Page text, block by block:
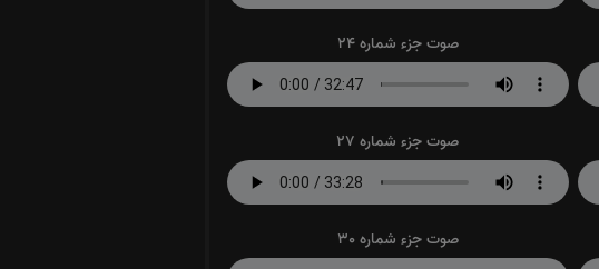
صوت جزء شماره 24
صوت جزء شماره 27
صوت جزء شماره 30